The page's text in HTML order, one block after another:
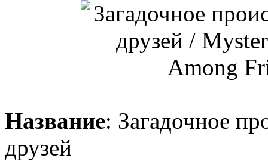
Название: Загадочное
друзей